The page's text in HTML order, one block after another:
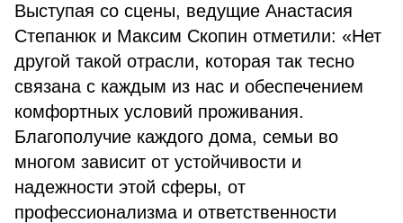
Выступая со сцены, ведущие Анастасия
Степанюк и Максим Скопин отметили: «Нет
другой такой отрасли, которая так тесно
связана с каждым из нас и обеспечением
комфортных условий проживания.
Благополучие каждого дома, семьи во
многом зависит от устойчивости и
надежности этой сферы, от
профессионализма и ответственности